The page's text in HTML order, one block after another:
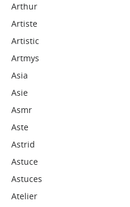
Arthur
Artiste
Artistic
Artmys
Asia
Asie
Asmr
Aste
Astrid
Astuce
Astuces
Atelier